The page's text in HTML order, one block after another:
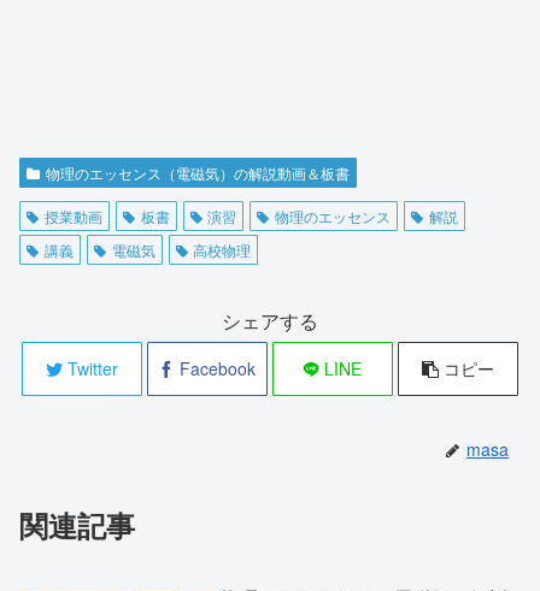
物理のエッセンス（電磁気）の解説動画＆板書
授業動画 板書 演習 物理のエッセンス
解説
講義
電磁気 高校物理
シェアする
Twitter Facebook LINE コピー
masa
関連記事